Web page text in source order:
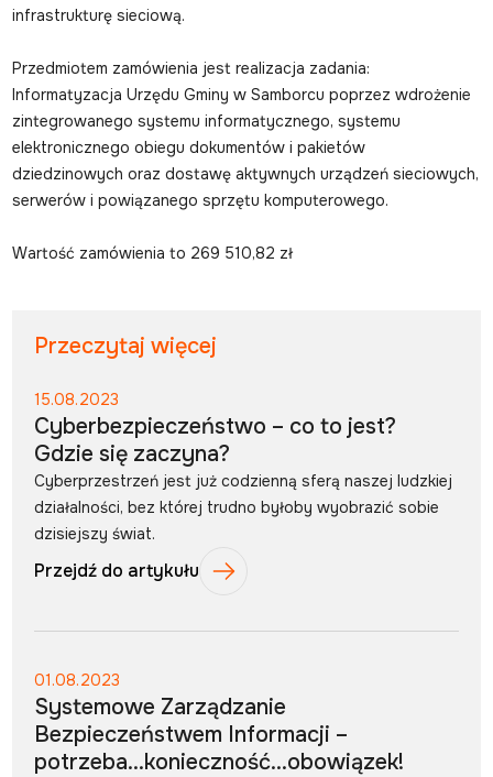
infrastrukturę sieciową.
Przedmiotem zamówienia jest realizacja zadania:
Informatyzacja Urzędu Gminy w Samborcu poprzez wdrożenie
zintegrowanego systemu informatycznego, systemu
elektronicznego obiegu dokumentów i pakietów
dziedzinowych oraz dostawę aktywnych urządzeń sieciowych,
serwerów i powiązanego sprzętu komputerowego.
Wartość zamówienia to 269 510,82 zł
Przeczytaj więcej
15.08.2023
Cyberbezpieczeństwo – co to jest?
Gdzie się zaczyna?
Cyberprzestrzeń jest już codzienną sferą naszej ludzkiej
działalności, bez której trudno byłoby wyobrazić sobie
dzisiejszy świat.
Przejdź do artykułu
01.08.2023
Systemowe Zarządzanie
Bezpieczeństwem Informacji –
potrzeba…konieczność…obowiązek!